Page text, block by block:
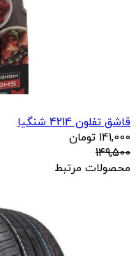
قاشق تفلون 4214 شنگیا
141,000 تومان
149,500
محصولات مرتبط